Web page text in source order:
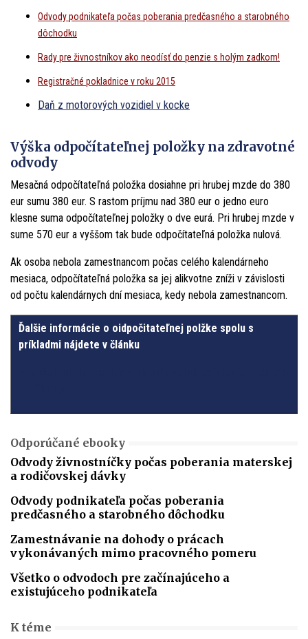
Odvody podnikateľa počas poberania predčasného a starobného
dôchodku
Rady pre živnostníkov ako neodísť do penzie s holým zadkom!
Registračné pokladnice v roku 2015
Daň z motorových vozidiel v kocke
Výška odpočítateľnej položky na zdravotné
odvody
Mesačná odpočítateľná položka dosiahne pri hrubej mzde do 380
eur sumu 380 eur. S rastom príjmu nad 380 eur o jedno euro
klesne suma odpočítateľnej položky o dve eurá. Pri hrubej mzde v
sume 570 eur a vyššom tak bude odpočítateľná položka nulová.
Ak osoba nebola zamestnancom počas celého kalendárneho
mesiaca, odpočítateľná položka sa jej alikvotne zníži v závislosti
od počtu kalendárnych dní mesiaca, kedy nebola zamestnancom.
Ďalšie informácie o oidpočitateľnej polžke spolu s
príkladmi nájdete v článku
Odporúčané ebooky
Odvody živnostníčky počas poberania materskej
a rodičovskej dávky
Odvody podnikateľa počas poberania
predčasného a starobného dôchodku
Zamestnávanie na dohody o prácach
vykonávaných mimo pracovného pomeru
Všetko o odvodoch pre začínajúceho a
existujúceho podnikateľa
K téme